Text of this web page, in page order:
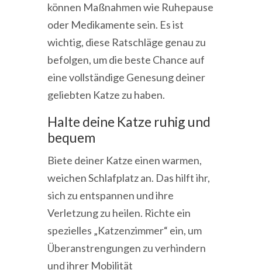
können Maßnahmen wie Ruhepause
oder Medikamente sein. Es ist
wichtig, diese Ratschläge genau zu
befolgen, um die beste Chance auf
eine vollständige Genesung deiner
geliebten Katze zu haben.
Halte deine Katze ruhig und
bequem
Biete deiner Katze einen warmen,
weichen Schlafplatz an. Das hilft ihr,
sich zu entspannen und ihre
Verletzung zu heilen. Richte ein
spezielles „Katzenzimmer“ ein, um
Überanstrengungen zu verhindern
und ihrer Mobilität